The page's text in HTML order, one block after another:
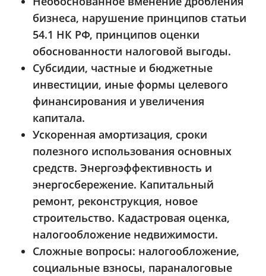
бизнеса, нарушение принципов статьи
54.1 НК РФ, принципов оценки
обоснованности налоговой выгоды.
Субсидии, частные и бюджетные
инвестиции, иные формы целевого
финансирования и увеличения
капитала.
Ускоренная амортизация, сроки
полезного использования основных
средств. Энергоэффективность и
энергосбережение. Капитальный
ремонт, реконструкция, новое
строительство. Кадастровая оценка,
налогообложение недвижимости.
Сложные вопросы: налогообложение,
социальные взносы, параналоговые